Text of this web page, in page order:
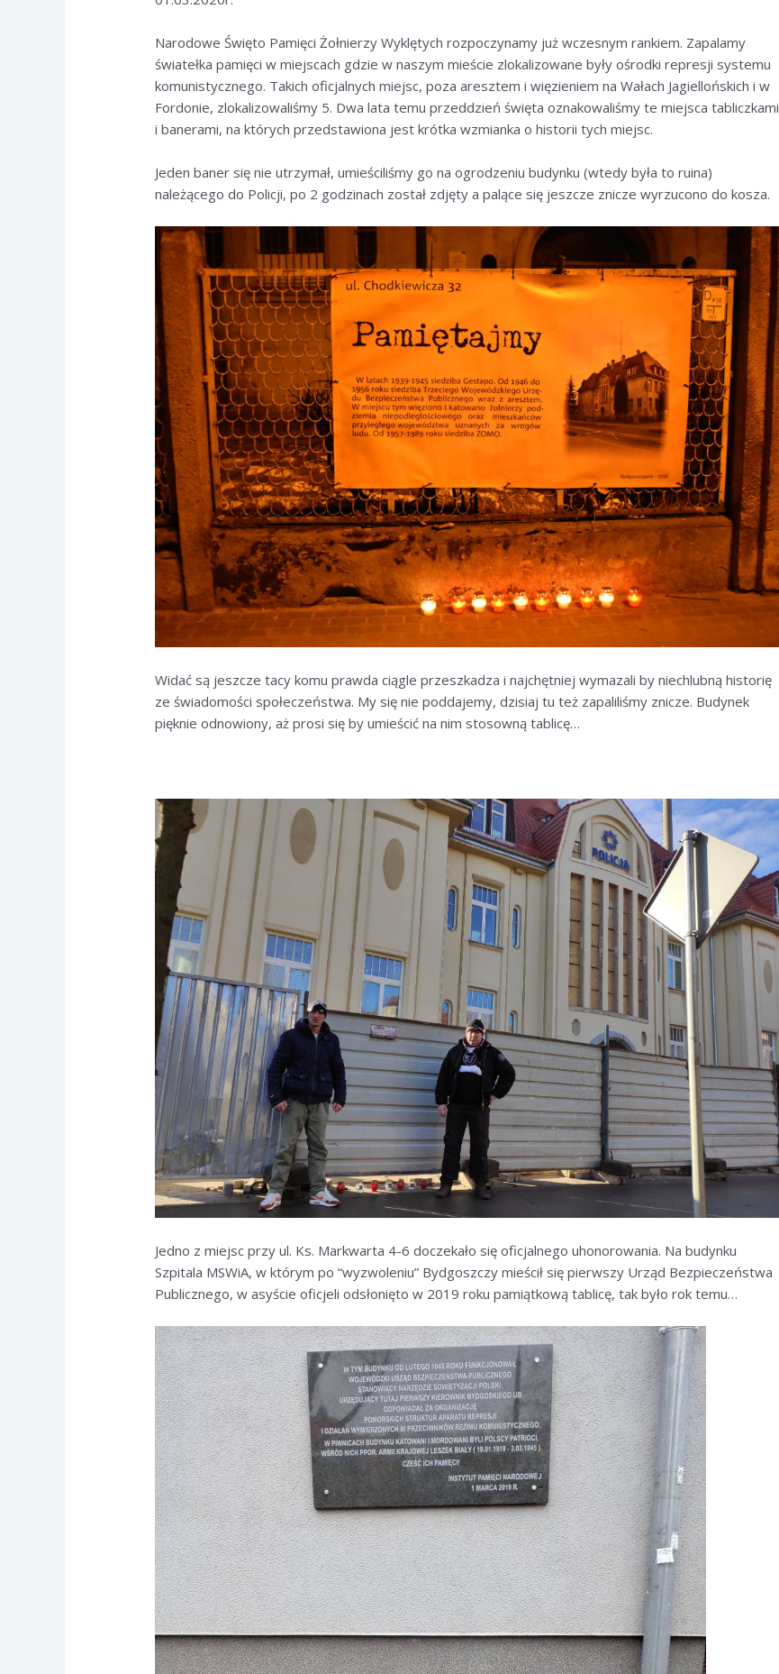
Narodowe Święto Pamięci Żołnierzy Wyklętych rozpoczynamy już wczesnym rankiem. Zapalamy
światełka pamięci w miejscach gdzie w naszym mieście zlokalizowane były ośrodki represji systemu
komunistycznego. Takich oficjalnych miejsc, poza aresztem i więzieniem na Wałach Jagiellońskich i w
Fordonie, zlokalizowaliśmy 5. Dwa lata temu przeddzień święta oznakowaliśmy te miejsca tabliczkami
i banerami, na których przedstawiona jest krótka wzmianka o historii tych miejsc.
Jeden baner się nie utrzymał, umieściliśmy go na ogrodzeniu budynku (wtedy była to ruina)
należącego do Policji, po 2 godzinach został zdjęty a palące się jeszcze znicze wyrzucono do kosza.
Widać są jeszcze tacy komu prawda ciągle przeszkadza i najchętniej wymazali by niechlubną historię
ze świadomości społeczeństwa. My się nie poddajemy, dzisiaj tu też zapaliliśmy znicze. Budynek
pięknie odnowiony, aż prosi się by umieścić na nim stosowną tablicę…
Jedno z miejsc przy ul. Ks. Markwarta 4-6 doczekało się oficjalnego uhonorowania. Na budynku
Szpitala MSWiA, w którym po “wyzwoleniu” Bydgoszczy mieścił się pierwszy Urząd Bezpieczeństwa
Publicznego, w asyście oficjeli odsłonięto w 2019 roku pamiątkową tablicę, tak było rok temu…